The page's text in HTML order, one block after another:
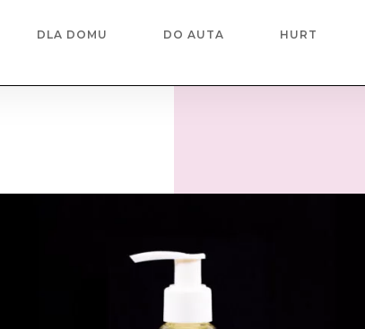
DLA DOMU DO AUTA HURT